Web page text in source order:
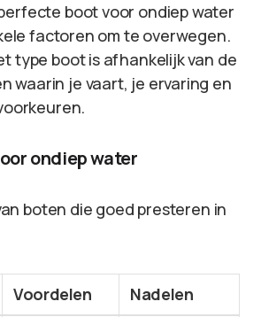
boot voor ondiep water
factoren om te overwegen.
type boot is afhankelijk van de
waarin je vaart, je ervaring en
ondiep water
boten die goed presteren in
Voordelen Nadelen